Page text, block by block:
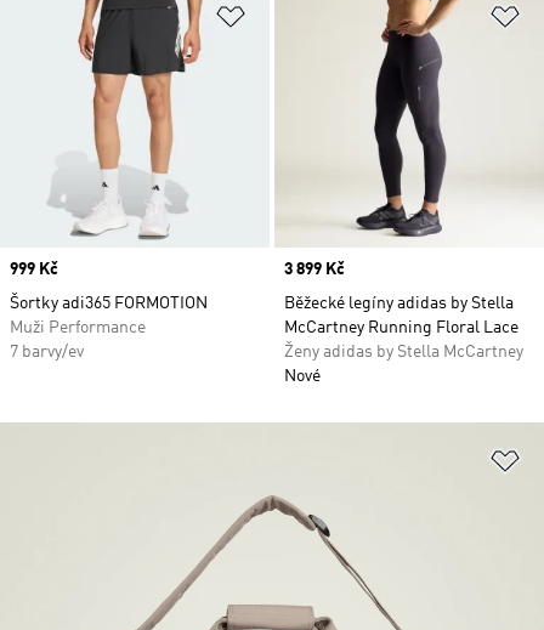
Přidat do seznamu přání
Price
999 Kč
Šortky adi365 FORMOTION
Muži Performance
7 barvy/ev
Price
3 899 Kč
Běžecké legíny adidas by Stella
McCartney Running Floral Lace
Ženy adidas by Stella McCartney
Nové